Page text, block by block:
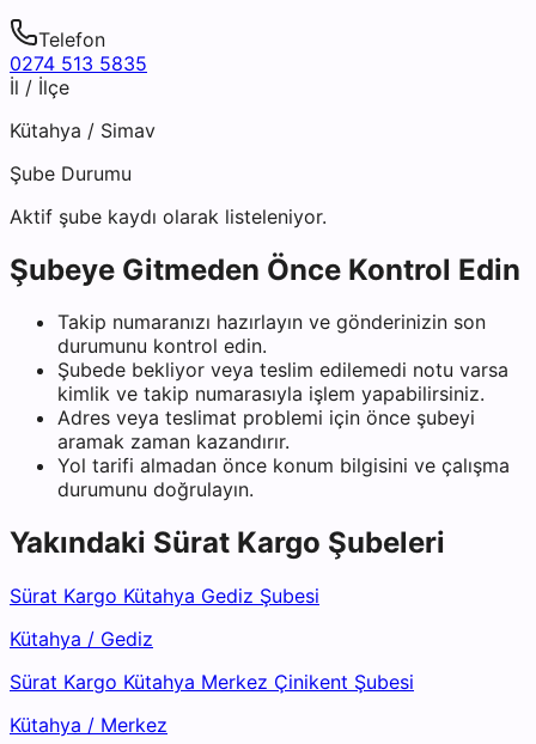
Telefon
0274 513 5835
İl / İlçe
Kütahya / Simav
Şube Durumu
Aktif şube kaydı olarak listeleniyor.
Şubeye Gitmeden Önce Kontrol Edin
Takip numaranızı hazırlayın ve gönderinizin son
durumunu kontrol edin.
Şubede bekliyor veya teslim edilemedi notu varsa
kimlik ve takip numarasıyla işlem yapabilirsiniz.
Adres veya teslimat problemi için önce şubeyi
aramak zaman kazandırır.
Yol tarifi almadan önce konum bilgisini ve çalışma
durumunu doğrulayın.
Yakındaki Sürat Kargo Şubeleri
Sürat Kargo Kütahya Gediz Şubesi
Kütahya / Gediz
Sürat Kargo Kütahya Merkez Çinikent Şubesi
Kütahya / Merkez